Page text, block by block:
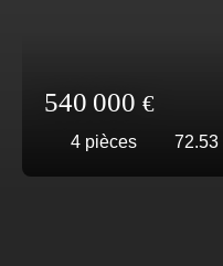
540 000 €
4 pièces 72.53